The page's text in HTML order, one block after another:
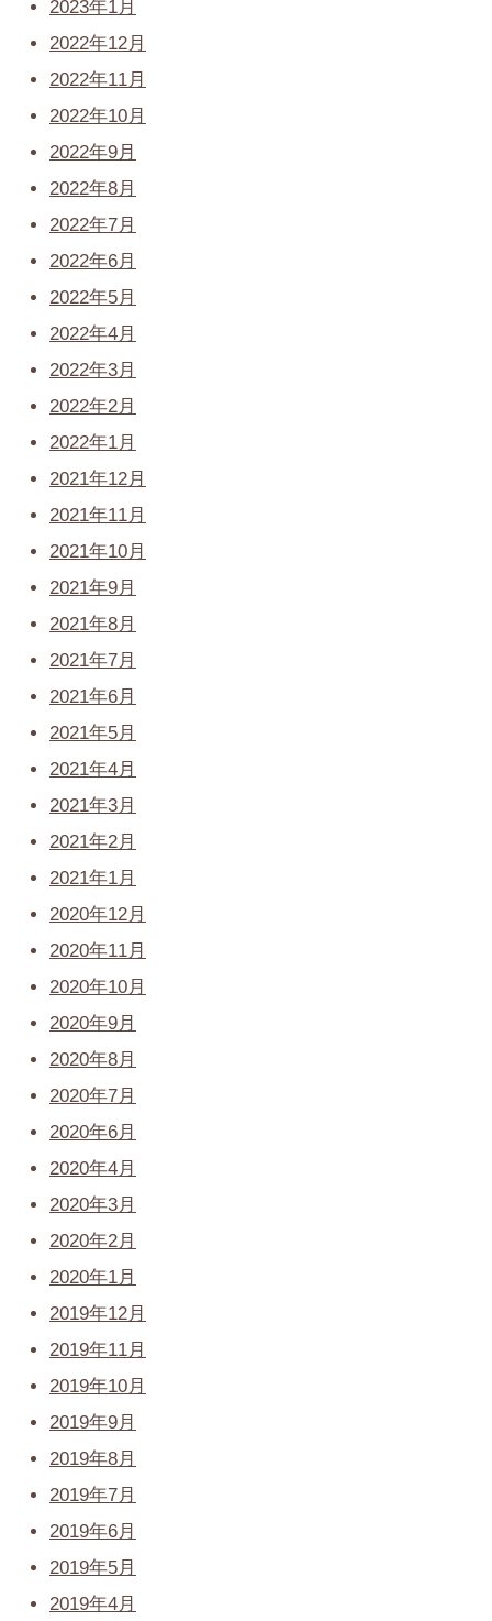
2023年1月
2022年12月
2022年11月
2022年10月
2022年9月
2022年8月
2022年7月
2022年6月
2022年5月
2022年4月
2022年3月
2022年2月
2022年1月
2021年12月
2021年11月
2021年10月
2021年9月
2021年8月
2021年7月
2021年6月
2021年5月
2021年4月
2021年3月
2021年2月
2021年1月
2020年12月
2020年11月
2020年10月
2020年9月
2020年8月
2020年7月
2020年6月
2020年4月
2020年3月
2020年2月
2020年1月
2019年12月
2019年11月
2019年10月
2019年9月
2019年8月
2019年7月
2019年6月
2019年5月
2019年4月